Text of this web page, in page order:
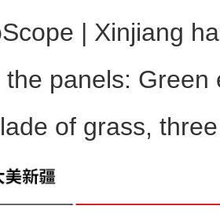
新疆：独库公路云雾缭绕
| Xinjiang
the panels: Green
of grass,